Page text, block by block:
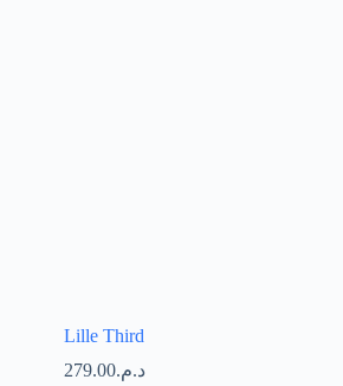
Lille Third
د.م.279.00